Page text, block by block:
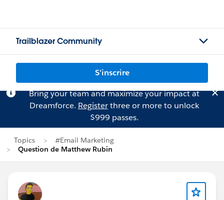
Trailblazer Community
S'inscrire
Bring your team and maximize your impact at
Dreamforce. Registerthree or more to unlock
$999 passes.
Topics
#Email Marketing
Question de Matthew Rubin